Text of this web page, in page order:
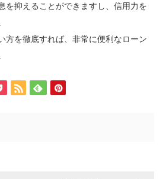
を抑えることができますし、信用力を
方を徹底すれば、非常に便利なローン